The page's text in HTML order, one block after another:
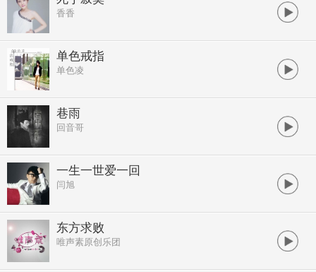
香香
单色戒指
单色凌
巷雨
回音哥
一生一世爱一回
闫旭
东方求败
唯声素原创乐团